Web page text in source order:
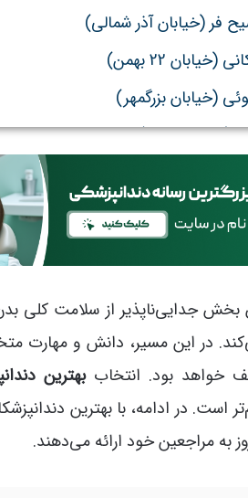
فر (خیابان آذر شمالی)
22 بهمن)
(خیابان بزرگمهر)
(خیابان لاهور)
بخش جدایی‌ناپذیر از سلامت کلی
در این مسیر، دانش و مهارت
خواهد بود. انتخاببهترین
است. در ادامه، با بهترین
به مراجعین خود ارائه می‌دهند.